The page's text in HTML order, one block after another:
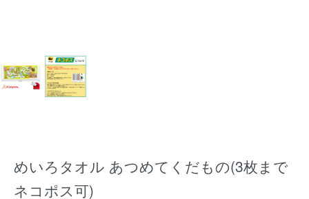
めいろタオル あつめてくだもの(3枚まで
ネコポス可)